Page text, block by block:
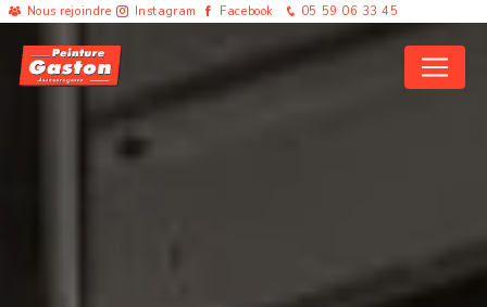
Nous rejoindre Instagram Facebook 05 59 06 33 45
Panneau de gestion des cookies